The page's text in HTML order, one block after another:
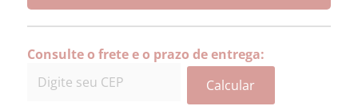
Consulte o frete e o prazo de entrega:
Calcular